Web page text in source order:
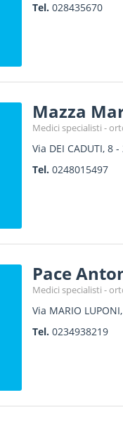
Tel. 028435670
Mazza
Medici specialisti -
Via DEI CADUTI, 8-
Tel. 0248015497
Pace
Medici specialisti -
Via MARIO
Tel. 0234938219